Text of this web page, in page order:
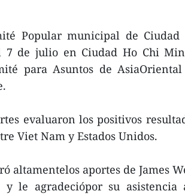
Popular municipal de
7 de julio en Ciudad Ho Chi
para Asuntos de
evaluaron los positivos
Viet Nam y Estados Unidos.
altamentelos aportes de James
y le agradeciópor su asistencia